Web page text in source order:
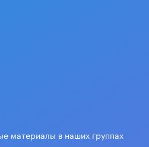
материалы в наших группах